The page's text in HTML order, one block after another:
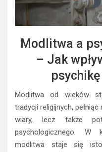
Modlitwa a
– Jak
Modlitwa od wieków
tradycji religijnych,
wiary, lecz także
psychologicznego. W
modlitwa staje się